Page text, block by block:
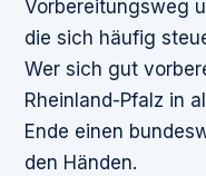
Vorbereitungsweg
die sich häufig
Wer sich gut
Rheinland-Pfalz in
Ende einen
den Händen.